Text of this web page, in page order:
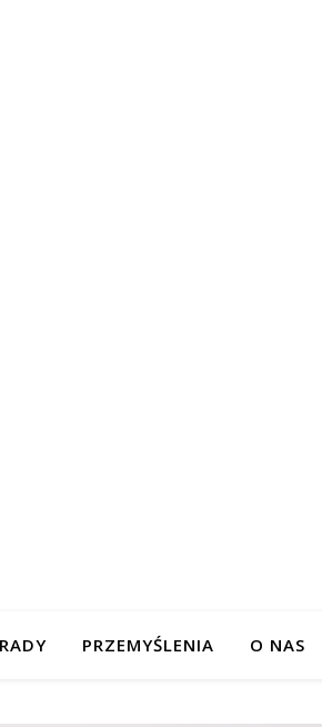
PRZEMYŚLENIA O NAS